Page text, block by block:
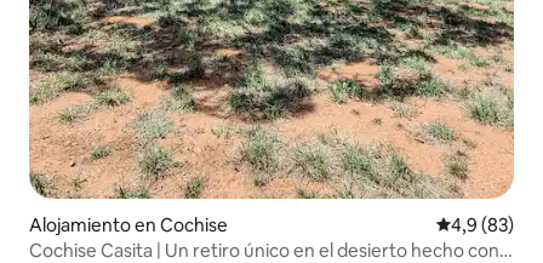
Alojamiento en Cochise Calificación
4,9 (83)
Cochise Casita | Un retiro único en el desierto hecho con